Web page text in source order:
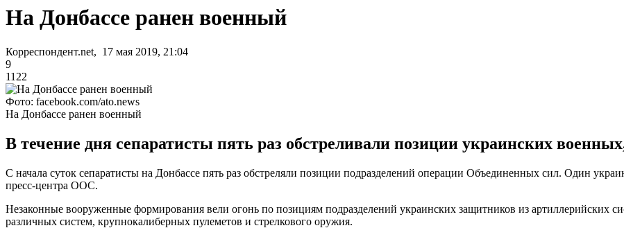
На Донбассе ранен военный
Корреспондент.net, 17 мая 2019, 21:04
9
1122
Фото: facebook.com/ato.news
На Донбассе ранен военный
В течение дня сепаратисты пять раз обстреливали позиции украинских
С начала суток сепаратисты на Донбассе пять раз обстреляли позиции подразделений операции Объединенных сил. Один
пресс-центра ООС.
Незаконные вооруженные формирования вели огонь по позициям подразделений украинских защитников из артиллерийских
различных систем, крупнокалиберных пулеметов и стрелкового оружия.